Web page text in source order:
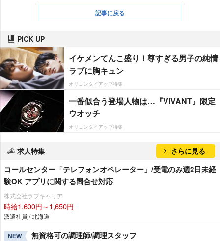
記事に戻る
PICK UP
イケメンてんこ盛り！尊すぎる男子の純情
ラブに胸キュン
オリコンタイアップ特集
一番似合う登場人物は…『VIVANT』限定
ウオッチ
オリコンタイアップ特集
求人特集 さらに見る
コールセンター「テレフォンオペレーター」/受電のみ週2日未経
験OK アプリに関する問合せ対応
株式会社ラブキャリア
時給1,600円～1,650円
派遣社員 / 北海道
NEW 無資格可の調理師/調理スタッフ